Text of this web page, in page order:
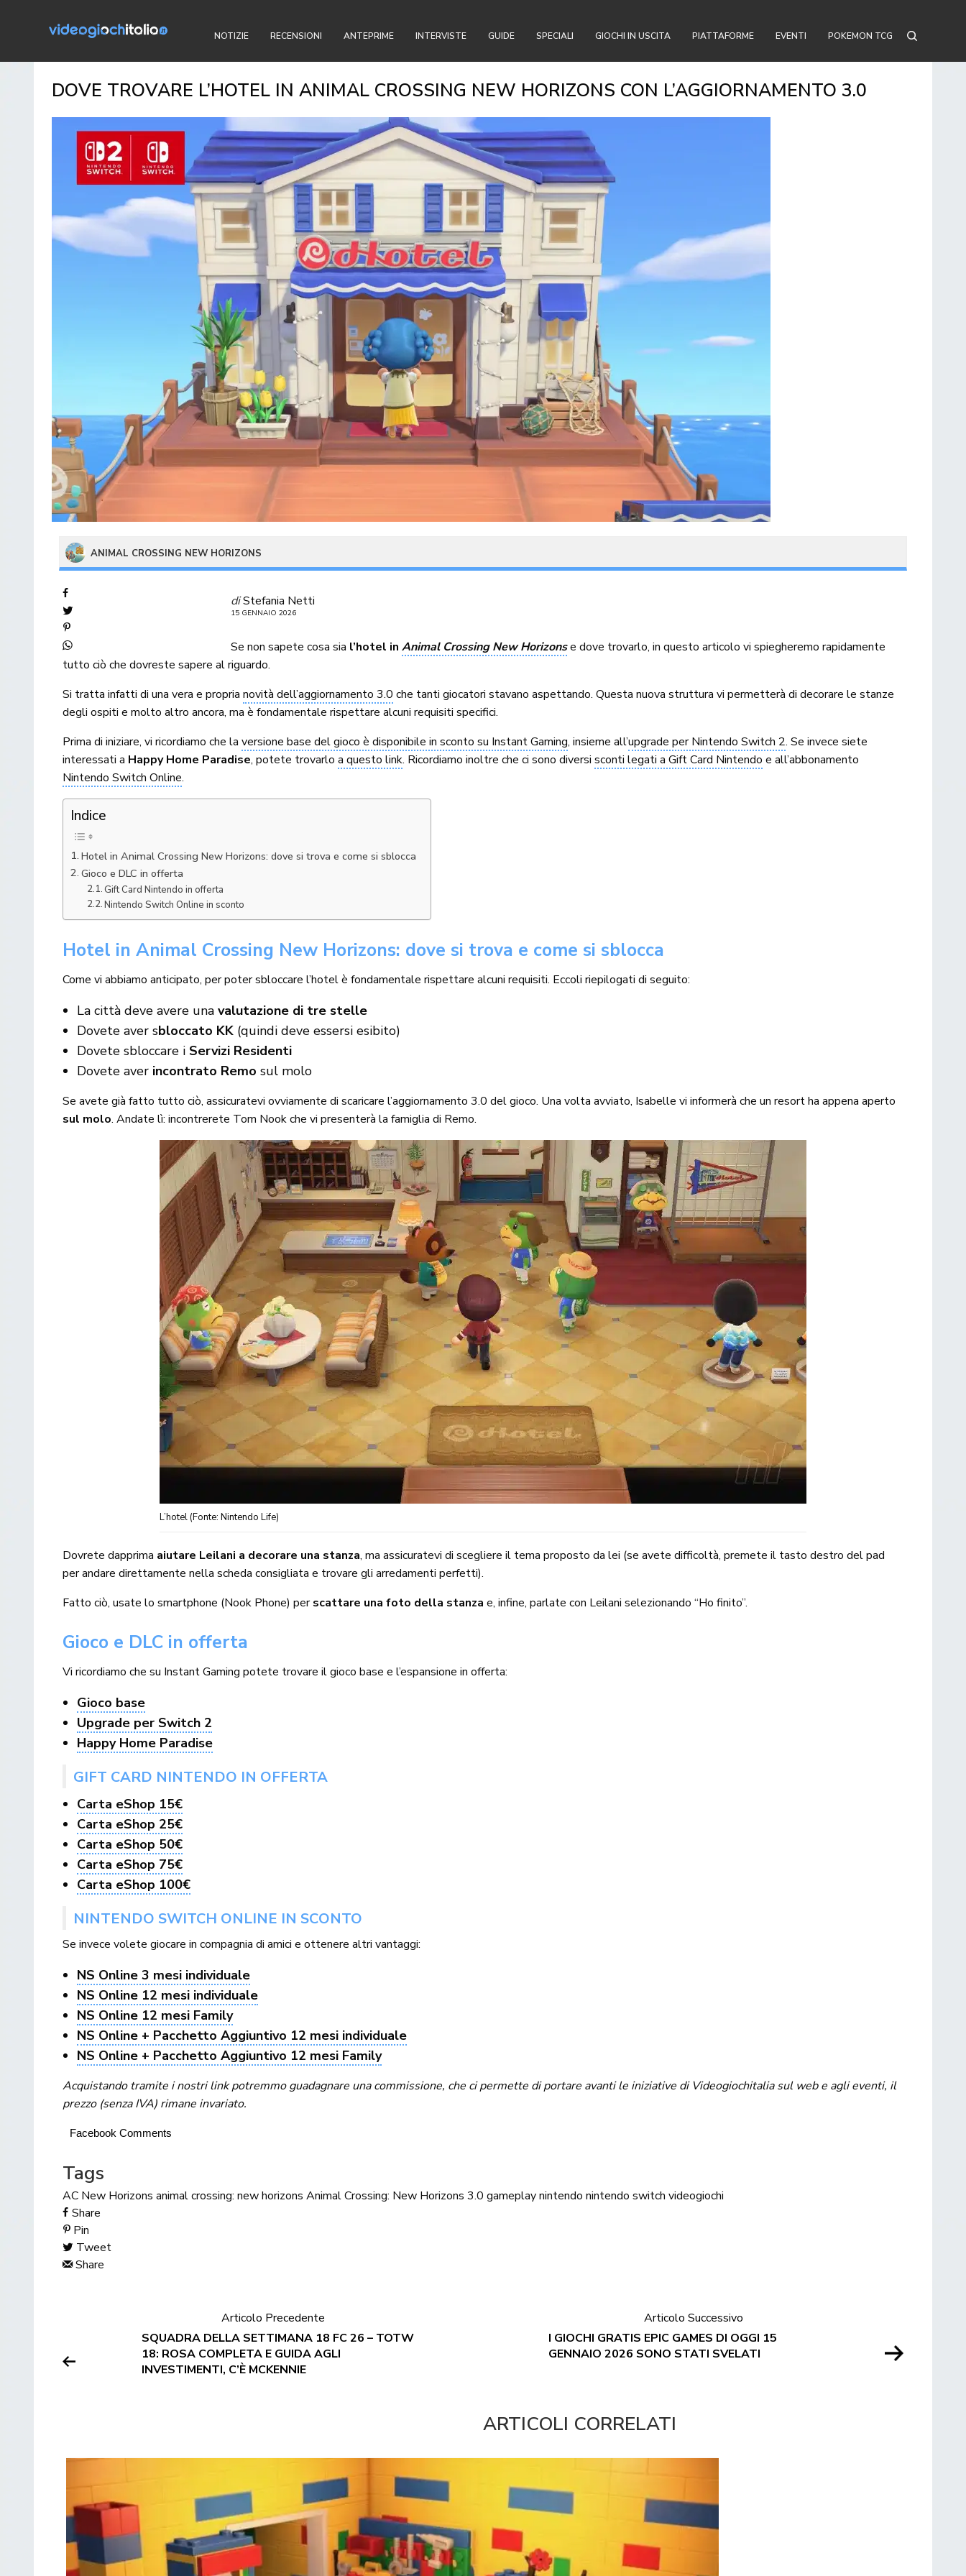
NOTIZIE RECENSIONI ANTEPRIME INTERVISTE GUIDE SPECIALI GIOCHI IN USCITA PIATTAFORME EVENTI POKEMON TCG
DOVE TROVARE L’HOTEL IN ANIMAL CROSSING NEW HORIZONS CON L’AGGIORNAMENTO 3.0
ANIMAL CROSSING NEW HORIZONS
diStefania Netti
15 GENNAIO 2026
Se non sapete cosa sia l’hotel inAnimal Crossing New Horizonse dove trovarlo, in questo articolo vi spiegheremo rapidamente
tutto ciò che dovreste sapere al riguardo.
Si tratta infatti di una vera e proprianovità dell’aggiornamento 3.0 che tanti giocatori stavano aspettando. Questa nuova struttura vi permetterà di decorare le stanze
degli ospiti e molto altro ancora, ma è fondamentale rispettare alcuni requisiti specifici.
Prima di iniziare, vi ricordiamo che laversione base del gioco è disponibile in sconto su Instant Gaming, insieme all’upgrade per Nintendo Switch 2. Se invece siete
interessati a Happy Home Paradise, potete trovarloa questo link. Ricordiamo inoltre che ci sono diversisconti legati a Gift Card Nintendo e all’abbonamento
Nintendo Switch Online.
Indice
Hotel in Animal Crossing New Horizons: dove si trova e come si sblocca
Gioco e DLC in offerta
Gift Card Nintendo in offerta
Nintendo Switch Online in sconto
Hotel in Animal Crossing New Horizons: dove si trova e come si sblocca
Come vi abbiamo anticipato, per poter sbloccare l’hotel è fondamentale rispettare alcuni requisiti. Eccoli riepilogati di seguito:
La città deve avere una valutazione di tre stelle
Dovete aver sbloccato KK (quindi deve essersi esibito)
Dovete sbloccare i Servizi Residenti
Dovete aver incontrato Remo sul molo
Se avete già fatto tutto ciò, assicuratevi ovviamente di scaricare l’aggiornamento 3.0 del gioco. Una volta avviato, Isabelle vi informerà che un resort ha appena aperto
sul molo. Andate lì: incontrerete Tom Nook che vi presenterà la famiglia di Remo.
L’hotel (Fonte: Nintendo Life)
Dovrete dapprima aiutare Leilani a decorare una stanza, ma assicuratevi di scegliere il tema proposto da lei (se avete difficoltà, premete il tasto destro del pad
per andare direttamente nella scheda consigliata e trovare gli arredamenti perfetti).
Fatto ciò, usate lo smartphone (Nook Phone) perscattare una foto della stanza e, infine, parlate con Leilani selezionando “Ho finito”.
Gioco e DLC in offerta
Vi ricordiamo che su Instant Gaming potete trovare il gioco base e l’espansione in offerta:
Gioco base
Upgrade per Switch 2
Happy Home Paradise
GIFT CARD NINTENDO IN OFFERTA
Carta eShop 15€
Carta eShop 25€
Carta eShop 50€
Carta eShop 75€
Carta eShop 100€
NINTENDO SWITCH ONLINE IN SCONTO
Se invece volete giocare in compagnia di amici e ottenere altri vantaggi:
NS Online 3 mesi individuale
NS Online 12 mesi individuale
NS Online 12 mesi Family
NS Online + Pacchetto Aggiuntivo 12 mesi individuale
NS Online + Pacchetto Aggiuntivo 12 mesi Family
Acquistando tramite i nostri link potremmo guadagnare una commissione, che ci permette di portare avanti le iniziative di Videogiochitalia sul web e agli eventi, il
prezzo (senza IVA) rimane invariato.
Facebook Comments
Tags
AC New Horizons animal crossing: new horizons Animal Crossing: New Horizons 3.0 gameplaynintendo nintendo switch videogiochi
Share
Pin
Tweet
Share
Articolo Precedente
SQUADRA DELLA SETTIMANA 18 FC 26 – TOTW
18: ROSA COMPLETA E GUIDA AGLI
INVESTIMENTI, C’È MCKENNIE
Articolo Successivo
I GIOCHI GRATIS EPIC GAMES DI OGGI 15
GENNAIO 2026 SONO STATI SVELATI
ARTICOLI CORRELATI